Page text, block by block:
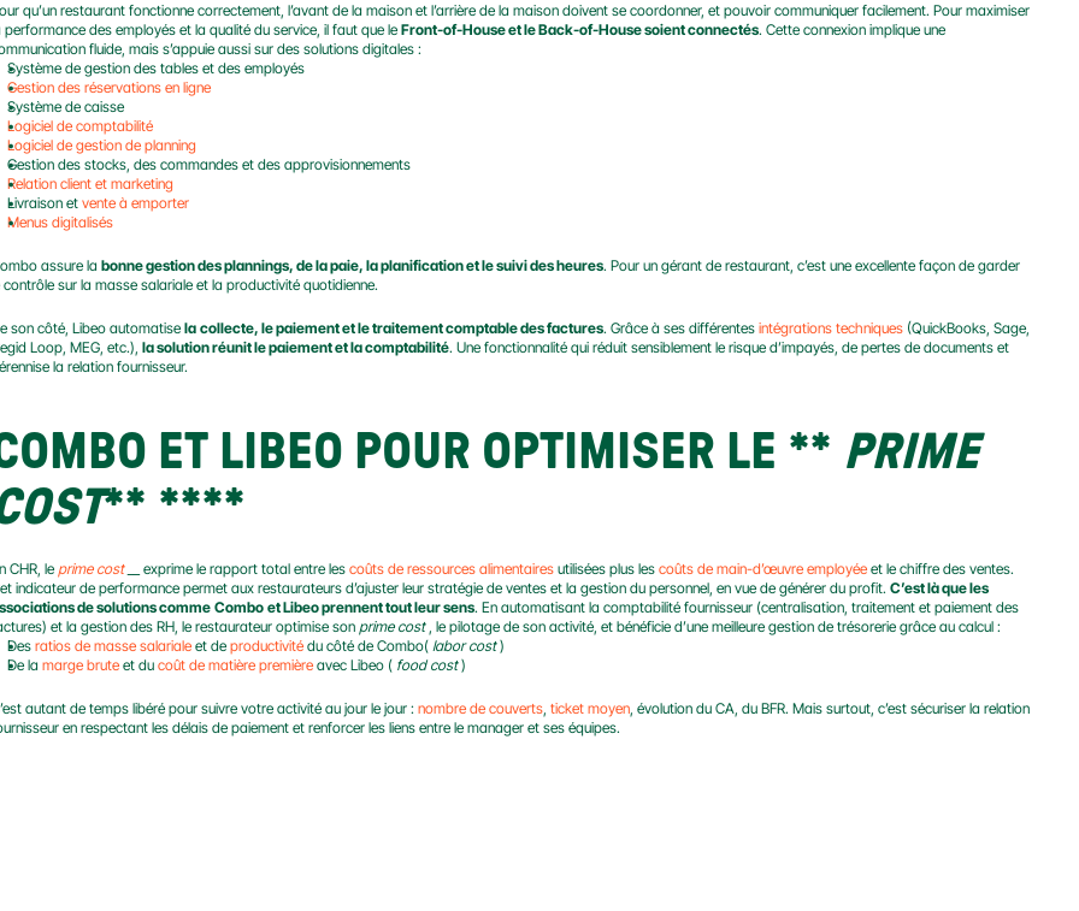
qu’un restaurant fonctionne correctement, l’avant de la maison et l’arrière de la maison doivent se coordonner, et pouvoir communiquer facilement. Pour maximiser
performance des employés et la qualité du service, il faut que le Front-of-House et le Back-of-House soient connectés. Cette connexion implique une
fluide, mais s’appuie aussi sur des solutions digitales :
Système de gestion des tables et des employés
Gestion des réservations en ligne
Système de caisse
Logiciel de comptabilité
Logiciel de gestion de planning
Gestion des stocks, des commandes et des approvisionnements
Relation client et marketing
Livraison et vente à emporter
Menus digitalisés
assure la bonne gestion des plannings, de la paie, la planification et le suivi des heures. Pour un gérant de restaurant, c’est une excellente façon de garder
contrôle sur la masse salariale et la productivité quotidienne.
son côté, Libeo automatise la collecte, le paiement et le traitement comptable des factures. Grâce à ses différentes intégrations techniques (QuickBooks, Sage,
Loop, MEG, etc.), la solution réunit le paiement et la comptabilité. Une fonctionnalité qui réduit sensiblement le risque d’impayés, de pertes de documents et
la relation fournisseur.
ET LIBEO POUR OPTIMISER LE ** PRIME
** ****
CHR, le prime cost __ exprime le rapport total entre les coûts de ressources alimentaires utilisées plus les coûts de main-d’œuvre employée et le chiffre des ventes.
indicateur de performance permet aux restaurateurs d’ajuster leur stratégie de ventes et la gestion du personnel, en vue de générer du profit. C’est là que les
de solutions comme Combo et Libeo prennent tout leur sens. En automatisant la comptabilité fournisseur (centralisation, traitement et paiement des
et la gestion des RH, le restaurateur optimise son prime cost , le pilotage de son activité, et bénéficie d’une meilleure gestion de trésorerie grâce au calcul :
Des ratios de masse salariale et de productivité du côté de Combo( labor cost )
De la marge brute et du coût de matière première avec Libeo ( food cost )
autant de temps libéré pour suivre votre activité au jour le jour : nombre de couverts, ticket moyen, évolution du CA, du BFR. Mais surtout, c’est sécuriser la relation
en respectant les délais de paiement et renforcer les liens entre le manager et ses équipes.